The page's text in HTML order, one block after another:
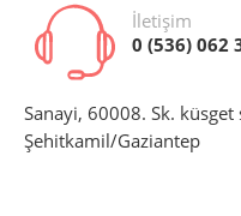
İletişim
0 (536) 062
Sanayi, 60008. Sk.
Şehitkamil/Gaziantep